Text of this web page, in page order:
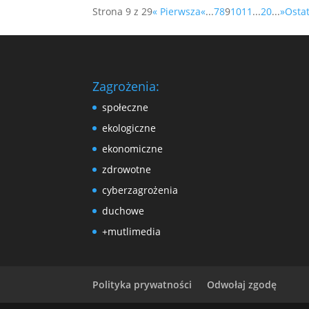
Strona 9 z 29« Pierwsza«...7891011 ...20...»
Zagrożenia:
społeczne
ekologiczne
ekonomiczne
zdrowotne
cyberzagrożenia
duchowe
+mutlimedia
Polityka prywatności Odwołaj zgodę